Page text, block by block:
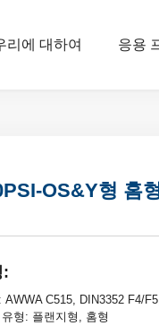
리에 대하여 응용
OS&Y형 홈
:
AWWA C515, DIN3352 F4/
형: 플랜지형, 홈형